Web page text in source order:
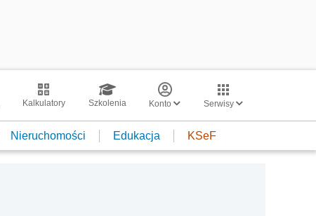
Kalkulatory Szkolenia Konto Serwisy
Nieruchomości Edukacja KSeF